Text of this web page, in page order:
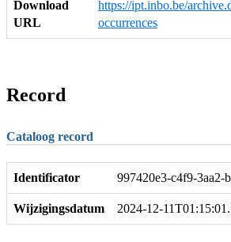
Download
URL
https://ipt.inbo.be/
occurrences
Record
Cataloog record
Identificator 997420e3-c4f9-3aa2-
Wijzigingsdatum 2024-12-